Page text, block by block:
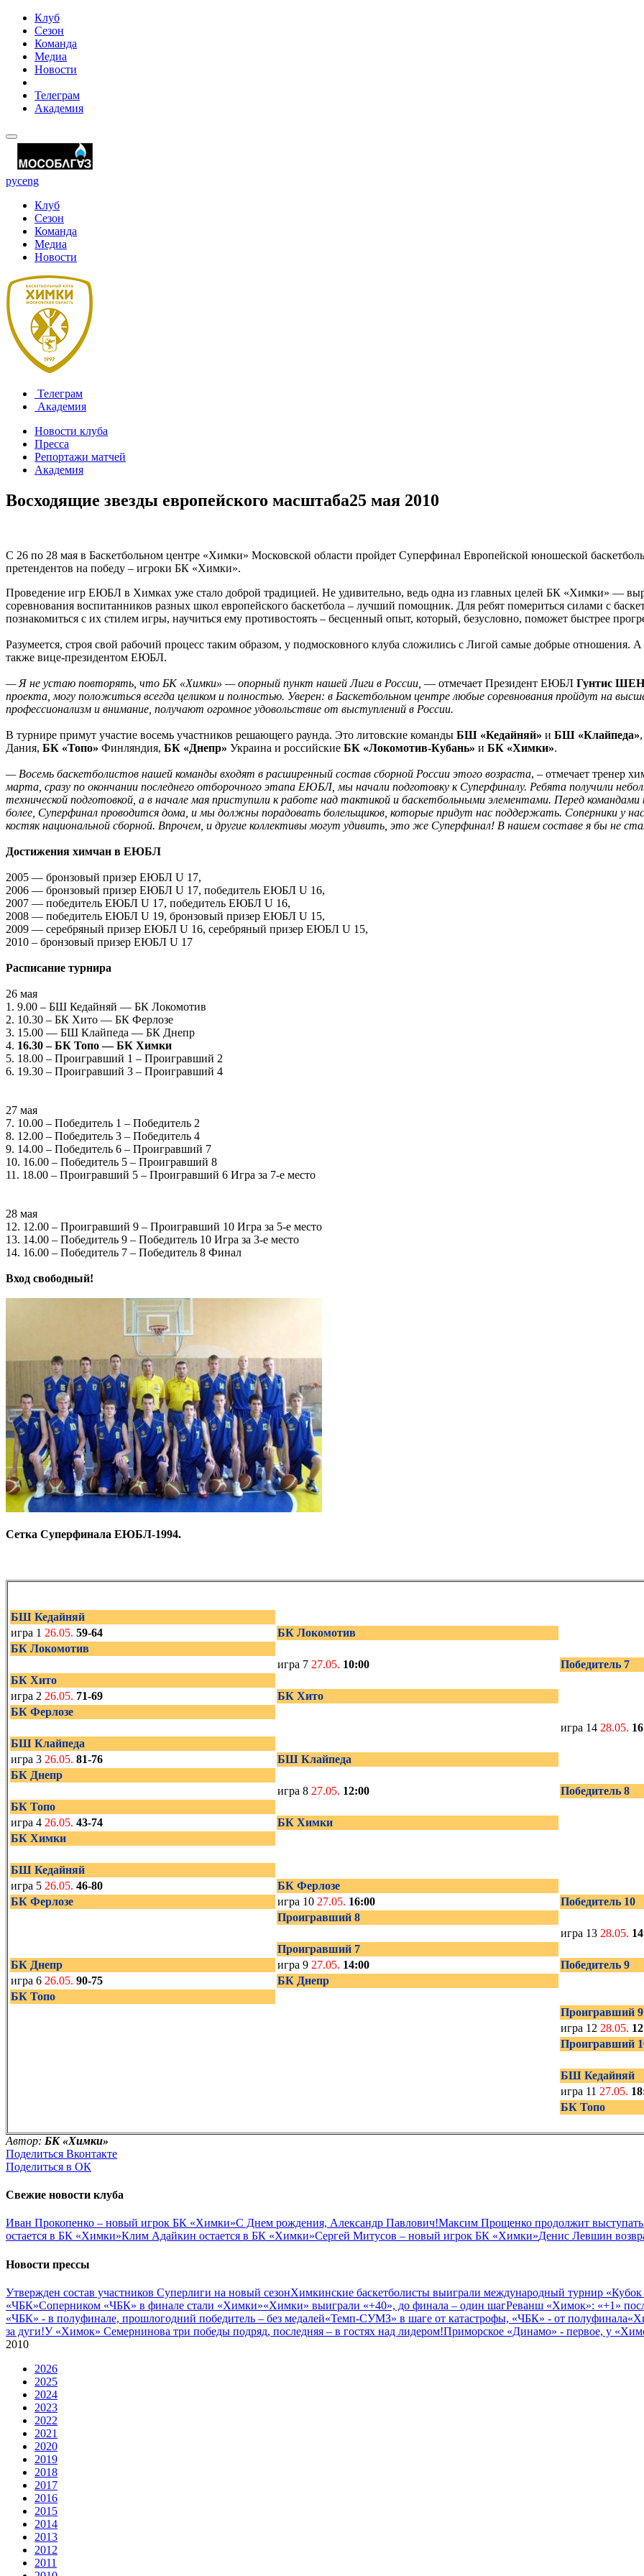
Клуб
Сезон
Команда
Медиа
Новости
Телеграм
Академия
русeng
Клуб
Сезон
Команда
Медиа
Новости
Телеграм
Академия
Новости клуба
Пресса
Репортажи матчей
Академия
Восходящие звезды европейского масштаба25 мая 2010
С 26 по 28 мая в Баскетбольном центре «Химки» Московской области пройдет Суперфинал Европейской юношеской
претендентов на победу – игроки БК «Химки».
Проведение игр ЕЮБЛ в Химках уже стало доброй традицией. Не удивительно, ведь одна из главных целей БК «Химки» —
соревнования воспитанников разных школ европейского баскетбола – лучший помощник. Для ребят помериться силами с
познакомиться с их стилем игры, научиться ему противостоять – бесценный опыт, который, безусловно, поможет быстрее
Разумеется, строя свой рабочий процесс таким образом, у подмосковного клуба сложились с Лигой самые добрые
также вице-президентом ЕЮБЛ.
— Я не устаю повторять, что БК «Химки» — опорный пункт нашей Лиги в России, — отмечает Президент ЕЮБЛ Гунтис
проекта, могу положиться всегда целиком и полностью. Уверен: в Баскетбольном центре любые соревнования пройдут на
профессионализм и внимание, получают огромное удовольствие от выступлений в России.
В турнире примут участие восемь участников решающего раунда. Это литовские команды БШ «Кедайняй» и БШ «Клайпеда»
Дания, БК «Топо» Финляндия, БК «Днепр» Украина и российские БК «Локомотив-Кубань» и БК «Химки».
— Восемь баскетболистов нашей команды входят в расширенный состав сборной России этого возраста, – отмечает тренер
марта, сразу по окончании последнего отборочного этапа ЕЮБЛ, мы начали подготовку к Суперфиналу. Ребята получили
технической подготовкой, а в начале мая приступили к работе над тактикой и баскетбольными элементами. Перед
более, Суперфинал проводится дома, и мы должны порадовать болельщиков, которые придут нас поддержать. Соперники у
костяк национальной сборной. Впрочем, и другие коллективы могут удивить, это же Суперфинал! В нашем составе я бы не
Достижения химчан в ЕЮБЛ
2005 — бронзовый призер ЕЮБЛ U 17,
2006 — бронзовый призер ЕЮБЛ U 17, победитель ЕЮБЛ U 16,
2007 — победитель ЕЮБЛ U 17, победитель ЕЮБЛ U 16,
2008 — победитель ЕЮБЛ U 19, бронзовый призер ЕЮБЛ U 15,
2009 — серебряный призер ЕЮБЛ U 16, серебряный призер ЕЮБЛ U 15,
2010 – бронзовый призер ЕЮБЛ U 17
Расписание турнира
26 мая
1. 9.00 – БШ Кедайняй — БК Локомотив
2. 10.30 – БК Хито — БК Ферлозе
3. 15.00 — БШ Клайпеда — БК Днепр
4. 16.30 – БК Топо — БК Химки
5. 18.00 – Проигравший 1 – Проигравший 2
6. 19.30 – Проигравший 3 – Проигравший 4
27 мая
7. 10.00 – Победитель 1 – Победитель 2
8. 12.00 – Победитель 3 – Победитель 4
9. 14.00 – Победитель 6 – Проигравший 7
10. 16.00 – Победитель 5 – Проигравший 8
11. 18.00 – Проигравший 5 – Проигравший 6 Игра за 7-е место
28 мая
12. 12.00 – Проигравший 9 – Проигравший 10 Игра за 5-е место
13. 14.00 – Победитель 9 – Победитель 10 Игра за 3-е место
14. 16.00 – Победитель 7 – Победитель 8 Финал
Вход свободный!
Сетка Суперфинала ЕЮБЛ-1994.
БШ Кедайняй
игра 1 26.05. 59-64
БК Локомотив
БК Локомотив
игра 7 27.05. 10:00
Победитель 7
БК Хито
игра 2 26.05. 71-69
БК Хито
БК Ферлозе
игра 14 28.05.
БШ Клайпеда
игра 3 26.05. 81-76
БШ Клайпеда
БК Днепр
игра 8 27.05. 12:00
Победитель 8
БК Топо
игра 4 26.05. 43-74
БК Химки
БК Химки
БШ Кедайняй
игра 5 26.05. 46-80
БК Ферлозе
БК Ферлозе
игра 10 27.05. 16:00
Победитель 10
Проигравший 8
игра 13 28.05.
Проигравший 7
БК Днепр
игра 9 27.05. 14:00
Победитель 9
игра 6 26.05. 90-75
БК Днепр
БК Топо
Проигравший 9
игра 12 28.05.
Проигравший
БШ Кедайняй
игра 11 27.05.
БК Топо
Автор: БК «Химки»
Поделиться Вконтакте
Поделиться в ОК
Свежие новости клуба
Иван Прокопенко – новый игрок БК «Химки»С Днем рождения, Александр Павлович!Максим Прощенко продолжит
остается в БК «Химки»Клим Адайкин остается в БК «Химки»Сергей Митусов – новый игрок БК «Химки»Денис Левшин
Новости прессы
Утвержден состав участников Cуперлиги на новый сезонХимкинские баскетболисты выиграли международный турнир
«ЧБК»Соперником «ЧБК» в финале стали «Химки»«Химки» выиграли «+40», до финала – один шагРеванш «Химок»: «+1»
«ЧБК» - в полуфинале, прошлогодний победитель – без медалей«Темп-СУМЗ» в шаге от катастрофы, «ЧБК» - от полуфинала
за дуги!У «Химок» Семернинова три победы подряд, последняя – в гостях над лидером!Приморское «Динамо» - первое, у
2010
2026
2025
2024
2023
2022
2021
2020
2019
2018
2017
2016
2015
2014
2013
2012
2011